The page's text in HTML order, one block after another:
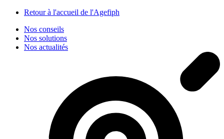
Retour à l'accueil de l'Agefiph
Nos conseils
Nos solutions
Nos actualités